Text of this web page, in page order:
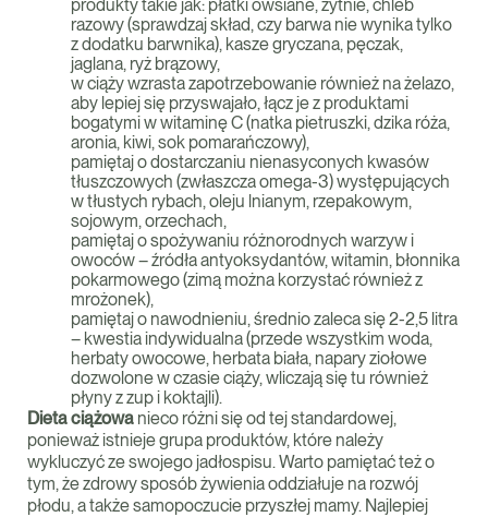
produkty takie jak: płatki owsiane, żytnie, chleb
razowy (sprawdzaj skład, czy barwa nie wynika tylko
z dodatku barwnika), kasze gryczana, pęczak,
jaglana, ryż brązowy,
w ciąży wzrasta zapotrzebowanie również na żelazo,
aby lepiej się przyswajało, łącz je z produktami
bogatymi w witaminę C (natka pietruszki, dzika róża,
aronia, kiwi, sok pomarańczowy),
pamiętaj o dostarczaniu nienasyconych kwasów
tłuszczowych (zwłaszcza omega-3) występujących
w tłustych rybach, oleju lnianym, rzepakowym,
sojowym, orzechach,
pamiętaj o spożywaniu różnorodnych warzyw i
owoców – źródła antyoksydantów, witamin, błonnika
pokarmowego (zimą można korzystać również z
mrożonek),
pamiętaj o nawodnieniu, średnio zaleca się 2-2,5 litra
– kwestia indywidualna (przede wszystkim woda,
herbaty owocowe, herbata biała, napary ziołowe
dozwolone w czasie ciąży, wliczają się tu również
płyny z zup i koktajli).
Dieta ciążowa nieco różni się od tej standardowej,
ponieważ istnieje grupa produktów, które należy
wykluczyć ze swojego jadłospisu. Warto pamiętać też o
tym, że zdrowy sposób żywienia oddziałuje na rozwój
płodu, a także samopoczucie przyszłej mamy. Najlepiej